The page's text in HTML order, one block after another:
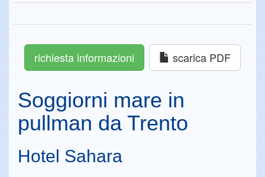
richiesta informazioni scarica PDF
Soggiorni mare in
pullman da Trento
Hotel Sahara